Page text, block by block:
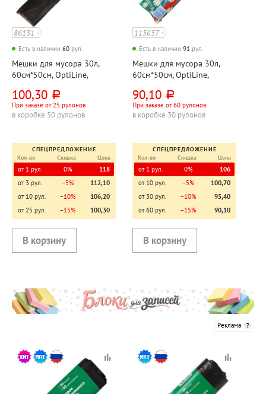
86131
Есть в наличии 60 рул.
Мешки для мусора 30л,
60см*50см, OptiLine,
черные, 30шт, рул
100,30 руб.
При заказе от 25 рулонов
в коробке 50 рулонов
СПЕЦПРЕДЛОЖЕНИЕ
Кол-во
Скидка Цена
от 1 рул. 0%
118
от 3 рул.
−5%
112,10
от 10 рул.
−10%
106,20
от 25 рул.
−15% 100,30
115657
Есть в наличии 91 рул.
Мешки для мусора 30л,
60см*50см, OptiLine,
черные, 30шт, рул
90,10 руб.
При заказе от 60 рулонов
в коробке 30 рулонов
СПЕЦПРЕДЛОЖЕНИЕ
Кол-во
Скидка Цена
от 1 рул. 0%
106
от 10 рул.
−5%
100,70
от 30 рул.
−10%
95,40
от 60 рул.
−15% 90,10
Реклама